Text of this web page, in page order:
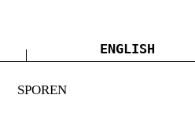
ENGLISH
SPOREN